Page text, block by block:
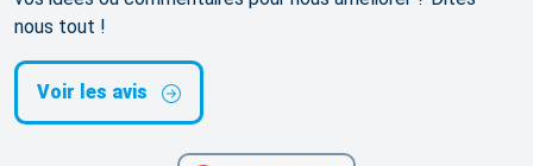
nous tout !
Voir les avis